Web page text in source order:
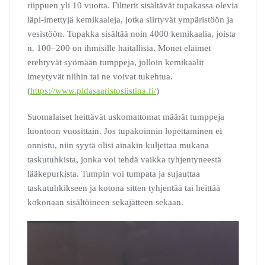
riippuen yli 10 vuotta. Filtterit sisältävät tupakassa olevia
läpi-imettyjä kemikaaleja, jotka siirtyvät ympäristöön ja
vesistöön. Tupakka sisältää noin 4000 kemikaalia, joista
n. 100–200 on ihmisille haitallisia. Monet eläimet
erehtyvät syömään tumppeja, jolloin kemikaalit
imeytyvät niihin tai ne voivat tukehtua.
(https://www.pidasaaristosiistina.fi/)
Suomalaiset heittävät uskomattomat määrät tumppeja
luontoon vuosittain. Jos tupakoinnin lopettaminen ei
onnistu, niin syytä olisi ainakin kuljettaa mukana
taskutuhkista, jonka voi tehdä vaikka tyhjentyneestä
lääkepurkista. Tumpin voi tumpata ja sujauttaa
taskutuhkikseen ja kotona sitten tyhjentää tai heittää
kokonaan sisältöineen sekajätteen sekaan.